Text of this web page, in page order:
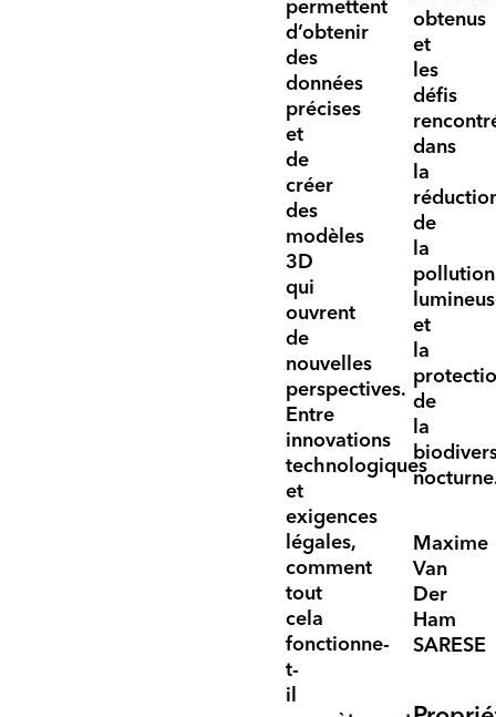
permettent
d’obtenir
des
données
précises
et
de
créer
des
modèles
3D
qui
ouvrent
de
nouvelles
perspectives.
Entre
innovations
technologiques
et
exigences
légales,
comment
tout
cela
fonctionne-
t-
il
obtenus
et
les
défis
dans
la
de
la
pollution
et
la
de
la
Maxime
Van
Der
Ham
SARESE